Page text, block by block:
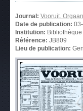
Journal: Vooruit.
Date de publication:
Institution:
Référence: JB809
Lieu de publication: